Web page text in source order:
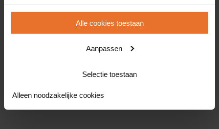
Alle cookies toestaan
Aanpassen
Selectie toestaan
Alleen noodzakelijke cookies